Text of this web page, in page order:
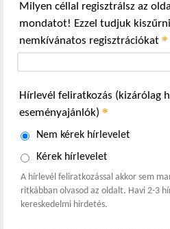
Milyen céllal regisztrálsz az
mondatot! Ezzel tudjuk
nemkívánatos regisztrációkat *
Hírlevél feliratkozás (kizárólag
eseményajánlók) *
Nem kérek hírlevelet
Kérek hírlevelet
A hírlevél feliratkozással akkor sem
ritkábban olvasod az oldalt. Havi 2-3
kereskedelmi hirdetés.